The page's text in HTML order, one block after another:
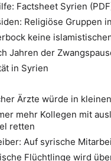
Factsheet Syrien
Religiöse Gruppen
keine
Jahren der
in Syrien
Ärzte würde in
mehr Kollegen mit
retten
Auf syrische
Flüchtlinge wird